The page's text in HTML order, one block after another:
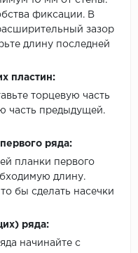
фиксации. В
зазор
длину последней
пластин:
торцевую часть
часть предыдущей.
ряда:
планки первого
длину.
бы сделать насечки
ряда:
начинайте с